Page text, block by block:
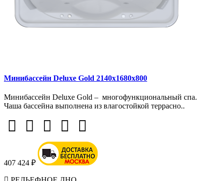
Минибассейн Deluxe Gold 2140х1680х800
Минибассейн Deluxe Gold – многофункциональный спа.
Чаша бассейна выполнена из влагостойкой террасно..
407 424 ₽